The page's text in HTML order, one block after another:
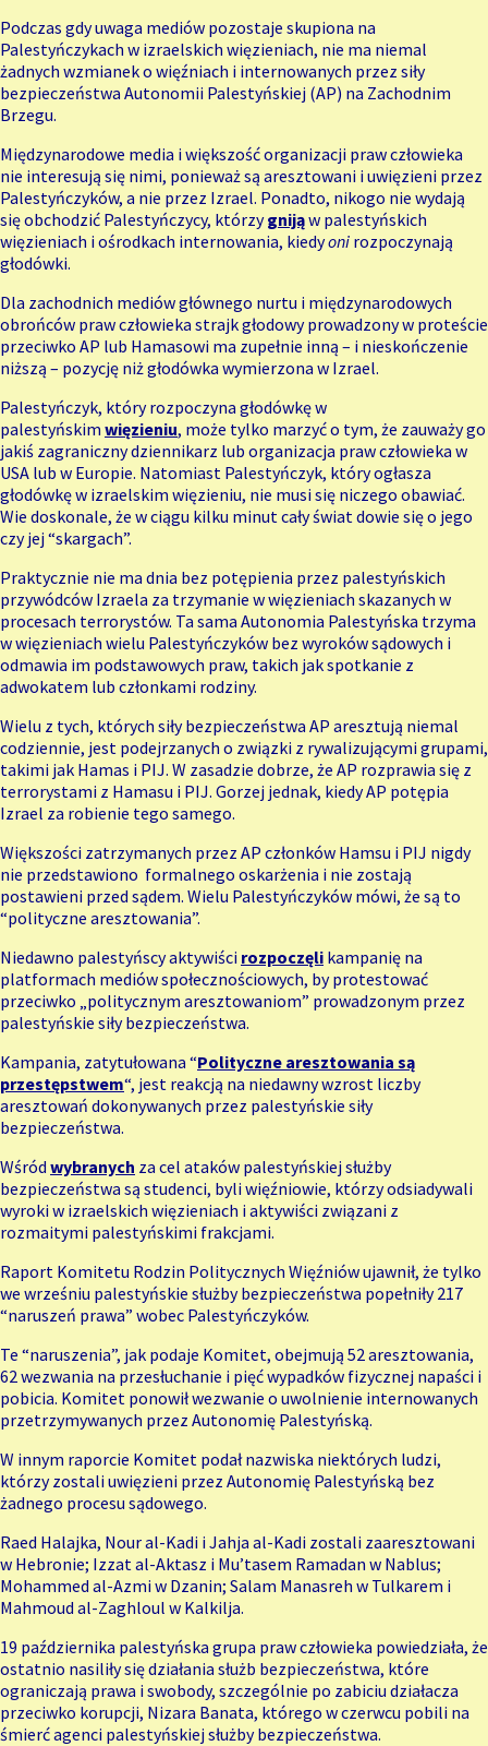
Podczas gdy uwaga mediów pozostaje skupiona na
Palestyńczykach w izraelskich więzieniach, nie ma niemal
żadnych wzmianek o więźniach i internowanych przez siły
bezpieczeństwa Autonomii Palestyńskiej (AP) na Zachodnim
Brzegu.
Międzynarodowe media i większość organizacji praw człowieka
nie interesują się nimi, ponieważ są aresztowani i uwięzieni przez
Palestyńczyków, a nie przez Izrael. Ponadto, nikogo nie wydają
się obchodzić Palestyńczycy, którzygnijąw palestyńskich
więzieniach i ośrodkach internowania, kiedyoni rozpoczynają
głodówki.
Dla zachodnich mediów głównego nurtu i międzynarodowych
obrońców praw człowieka strajk głodowy prowadzony w proteście
przeciwko AP lub Hamasowi ma zupełnie inną – i nieskończenie
niższą – pozycję niż głodówka wymierzona w Izrael.
Palestyńczyk, który rozpoczyna głodówkę w
palestyńskim więzieniu, może tylko marzyć o tym, że zauważy go
jakiś zagraniczny dziennikarz lub organizacja praw człowieka w
USA lub w Europie. Natomiast Palestyńczyk, który ogłasza
głodówkę w izraelskim więzieniu, nie musi się niczego obawiać.
Wie doskonale, że w ciągu kilku minut cały świat dowie się o jego
czy jej “skargach”.
Praktycznie nie ma dnia bez potępienia przez palestyńskich
przywódców Izraela za trzymanie w więzieniach skazanych w
procesach terrorystów. Ta sama Autonomia Palestyńska trzyma
w więzieniach wielu Palestyńczyków bez wyroków sądowych i
odmawia im podstawowych praw, takich jak spotkanie z
adwokatem lub członkami rodziny.
Wielu z tych, których siły bezpieczeństwa AP aresztują niemal
codziennie, jest podejrzanych o związki z rywalizującymi grupami,
takimi jak Hamas i PIJ. W zasadzie dobrze, że AP rozprawia się z
terrorystami z Hamasu i PIJ. Gorzej jednak, kiedy AP potępia
Izrael za robienie tego samego.
Większości zatrzymanych przez AP członków Hamsu i PIJ nigdy
nie przedstawiono formalnego oskarżenia i nie zostają
postawieni przed sądem. Wielu Palestyńczyków mówi, że są to
“polityczne aresztowania”.
Niedawno palestyńscy aktywiści rozpoczęli kampanię na
platformach mediów społecznościowych, by protestować
przeciwko „politycznym aresztowaniom” prowadzonym przez
palestyńskie siły bezpieczeństwa.
Kampania, zatytułowana “Polityczne aresztowania są
przestępstwem“, jest reakcją na niedawny wzrost liczby
aresztowań dokonywanych przez palestyńskie siły
bezpieczeństwa.
Wśród wybranych za cel ataków palestyńskiej służby
bezpieczeństwa są studenci, byli więźniowie, którzy odsiadywali
wyroki w izraelskich więzieniach i aktywiści związani z
rozmaitymi palestyńskimi frakcjami.
Raport Komitetu Rodzin Politycznych Więźniów ujawnił, że tylko
we wrześniu palestyńskie służby bezpieczeństwa popełniły 217
“naruszeń prawa” wobec Palestyńczyków.
Te “naruszenia”, jak podaje Komitet, obejmują 52 aresztowania,
62 wezwania na przesłuchanie i pięć wypadków fizycznej napaści i
pobicia. Komitet ponowił wezwanie o uwolnienie internowanych
przetrzymywanych przez Autonomię Palestyńską.
W innym raporcie Komitet podał nazwiska niektórych ludzi,
którzy zostali uwięzieni przez Autonomię Palestyńską bez
żadnego procesu sądowego.
Raed Halajka, Nour al-Kadi i Jahja al-Kadi zostali zaaresztowani
w Hebronie; Izzat al-Aktasz i Mu’tasem Ramadan w Nablus;
Mohammed al-Azmi w Dzanin; Salam Manasreh w Tulkarem i
Mahmoud al-Zaghloul w Kalkilja.
19 października palestyńska grupa praw człowieka powiedziała, że
ostatnio nasiliły się działania służb bezpieczeństwa, które
ograniczają prawa i swobody, szczególnie po zabiciu działacza
przeciwko korupcji, Nizara Banata, którego w czerwcu pobili na
śmierć agenci palestyńskiej służby bezpieczeństwa.